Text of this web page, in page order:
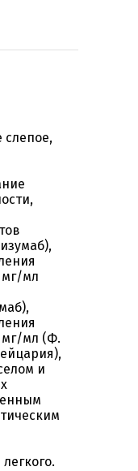
слепое,
мг/мл
мг/мл (Ф.
и